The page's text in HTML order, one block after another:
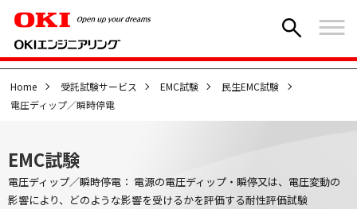
Home 受託試験サービス EMC試験
民生EMC試験
電圧ディップ／瞬時停電
EMC試験
電圧ディップ／瞬時停電： 電源の電圧ディップ・瞬停又は、電圧変動の
影響により、どのような影響を受けるかを評価する耐性評価試験